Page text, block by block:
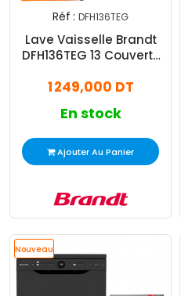
Réf : DFH136TEG
Lave Vaisselle Brandt
DFH136TEG 13 Couverts
1 249,000 DT
En stock
Ajouter Au Panier
Nouveau